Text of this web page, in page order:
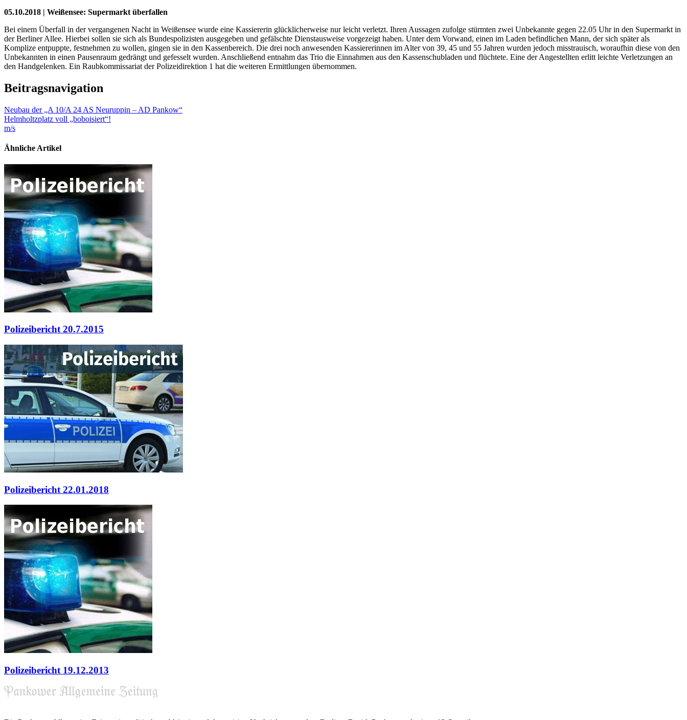
05.10.2018 | Weißensee: Supermarkt überfallen
Bei einem Überfall in der vergangenen Nacht in Weißensee wurde eine Kassiererin glücklicherweise nur leicht verletzt. Ihren Aussagen zufolge stürmten zwei Unbekannte gegen 22.05 Uhr in den Supermarkt in
der Berliner Allee. Hierbei sollen sie sich als Bundespolizisten ausgegeben und gefälschte Dienstausweise vorgezeigt haben. Unter dem Vorwand, einen im Laden befindlichen Mann, der sich später als
Komplize entpuppte, festnehmen zu wollen, gingen sie in den Kassenbereich. Die drei noch anwesenden Kassiererinnen im Alter von 39, 45 und 55 Jahren wurden jedoch misstrauisch, woraufhin diese von den
Unbekannten in einen Pausenraum gedrängt und gefesselt wurden. Anschließend entnahm das Trio die Einnahmen aus den Kassenschubladen und flüchtete. Eine der Angestellten erlitt leichte Verletzungen an
den Handgelenken. Ein Raubkommissariat der Polizeidirektion 1 hat die weiteren Ermittlungen übernommen.
Beitragsnavigation
Neubau der „A 10/A 24 AS Neuruppin – AD Pankow“
Helmholtzplatz voll „boboisiert“!
m/s
Ähnliche Artikel
Polizeibericht 20.7.2015
Polizeibericht 22.01.2018
Polizeibericht 19.12.2013